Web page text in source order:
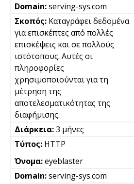
serving-sys.com
Καταγράφει δεδομένα
για επισκέπτες από πολλές
επισκέψεις και σε πολλούς
ιστότοπους. Αυτές οι
πληροφορίες
χρησιμοποιούνται για τη
μέτρηση της
αποτελεσματικότητας της
διαφήμισης.
3 μήνες
HTTP
eyeblaster
serving-sys.com